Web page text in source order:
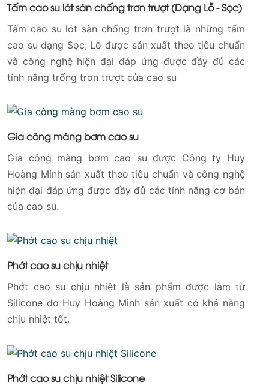
Tấm cao su lót sàn chống trơn trượt (Dạng Lỗ - Sọc)
Tấm cao su lót sàn chống trơn trượt là những tấm
cao su dạng Sọc, Lỗ được sản xuất theo tiêu chuẩn
và công nghệ hiện đại đáp ứng được đầy đủ các
tính năng trống trơn trượt của cao su
Gia công màng bơm cao su
Gia công màng bơm cao su được Công ty Huy
Hoàng Minh sản xuất theo tiêu chuẩn và công nghệ
hiện đại đáp ứng được đầy đủ các tính năng cơ bản
của cao su.
Phớt cao su chịu nhiệt
Phớt cao su chịu nhiệt là sản phẩm được làm từ
Silicone do Huy Hoàng Minh sản xuất có khả năng
chịu nhiệt tốt.
Phớt cao su chịu nhiệt Silicone